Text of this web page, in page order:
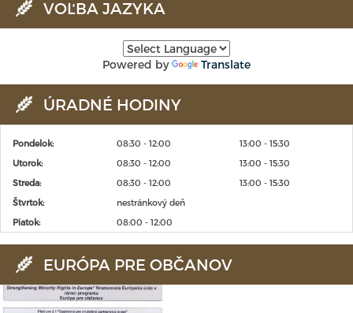
VOĽBA JAZYKA
Powered by Translate
ÚRADNÉ HODINY
Pondelok: 08:30 - 12:00
13:00 - 15:30
Utorok:
08:30 - 12:00
13:00 - 15:30
Streda:
08:30 - 12:00
13:00 - 15:30
Štvrtok:
nestránkový deň
Piatok:
08:00 - 12:00
EURÓPA PRE OBČANOV